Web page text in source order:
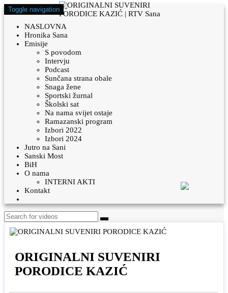
Toggle navigation
NASLOVNA
Hronika Sana
Emisije
S povodom
Intervju
Podcast
Sunčana strana obale
Snaga žene
Sportski žurnal
Školski sat
Na nama svijet ostaje
Ramazanski program
Izbori 2022
Izbori 2024
Jutro na Sani
Sanski Most
BiH
O nama
INTERNI AKTI
Kontakt
ORIGINALNI SUVENIRI
PORODICE KAZIĆ